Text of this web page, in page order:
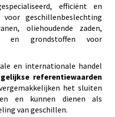
efficiënt en
geschillenbeslechting
oliehoudende zaden,
en grondstoffen voor
en internationale handel
referentiewaarden
het sluiten
en kunnen dienen als
van geschillen.